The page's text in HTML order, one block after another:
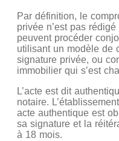
Par définition, le
privée n’est pas
peuvent procéder
utilisant un modèle de
signature privée, ou
immobilier qui s’est
L’acte est dit
notaire.
acte authentique est
sa signature et la
à 18 mois.